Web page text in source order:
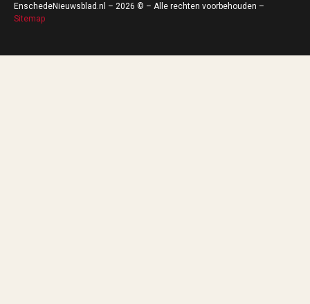
EnschedeNieuwsblad.nl – 2026 © – Alle rechten voorbehouden –
Sitemap